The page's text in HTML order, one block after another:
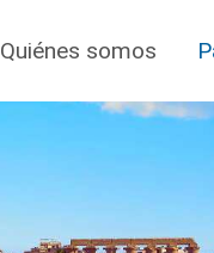
Quiénes somos